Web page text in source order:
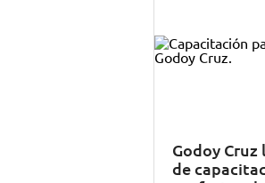
Godoy
de